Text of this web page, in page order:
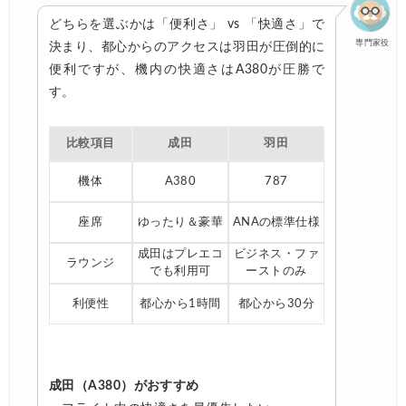
専門家役
どちらを選ぶかは「便利さ」 vs 「快適さ」で
決まり、都心からのアクセスは羽田が圧倒的に
便利ですが、機内の快適さはA380が圧勝で
す。
比較項目 成田 羽田
機体 A380 787
座席 ゆったり＆豪華 ANAの標準仕様
ラウンジ
成田はプレエコ
でも利用可
ビジネス・ファ
ーストのみ
利便性 都心から1時間 都心から30分
成田（A380）がおすすめ